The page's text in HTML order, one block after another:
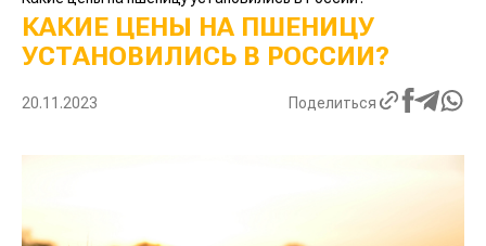
КАКИЕ ЦЕНЫ НА ПШЕНИЦУ
УСТАНОВИЛИСЬ В РОССИИ?
20.11.2023 Поделиться